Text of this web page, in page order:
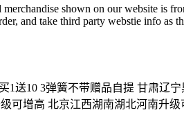
shown on our website is
and take third party webstie info as
10 3弹簧不带赠品自提 甘肃辽宁
可增高 北京江西湖南湖北河南升